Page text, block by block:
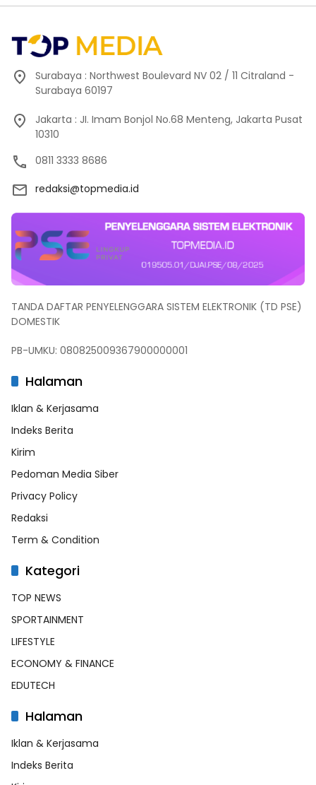
Surabaya : Northwest Boulevard NV 02 / 11 Citraland -
Surabaya 60197
Jakarta : JI. Imam Bonjol No.68 Menteng, Jakarta Pusat
10310
0811 3333 8686
redaksi@topmedia.id
TANDA DAFTAR PENYELENGGARA SISTEM ELEKTRONIK (TD PSE)
DOMESTIK
PB-UMKU: 080825009367900000001
Halaman
Iklan & Kerjasama
Indeks Berita
Kirim
Pedoman Media Siber
Privacy Policy
Redaksi
Term & Condition
Kategori
TOP NEWS
SPORTAINMENT
LIFESTYLE
ECONOMY & FINANCE
EDUTECH
Halaman
Iklan & Kerjasama
Indeks Berita